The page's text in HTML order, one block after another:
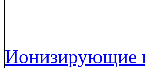
Ионизирующие